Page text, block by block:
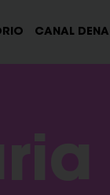
CANAL